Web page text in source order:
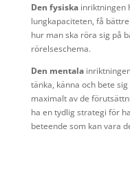
Den fysiskainriktningen
lungkapaciteten, få
hur man ska röra sig på
rörelseschema.
Den mentala
tänka, känna och bete
maximalt av de
ha en tydlig strategi för
beteende som kan vara